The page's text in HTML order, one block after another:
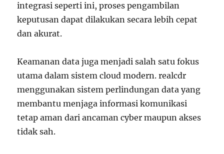
integrasi seperti ini, proses pengambilan
keputusan dapat dilakukan secara lebih cepat
dan akurat.
Keamanan data juga menjadi salah satu fokus
utama dalam sistem cloud modern. realcdr
menggunakan sistem perlindungan data yang
membantu menjaga informasi komunikasi
tetap aman dari ancaman cyber maupun akses
tidak sah.